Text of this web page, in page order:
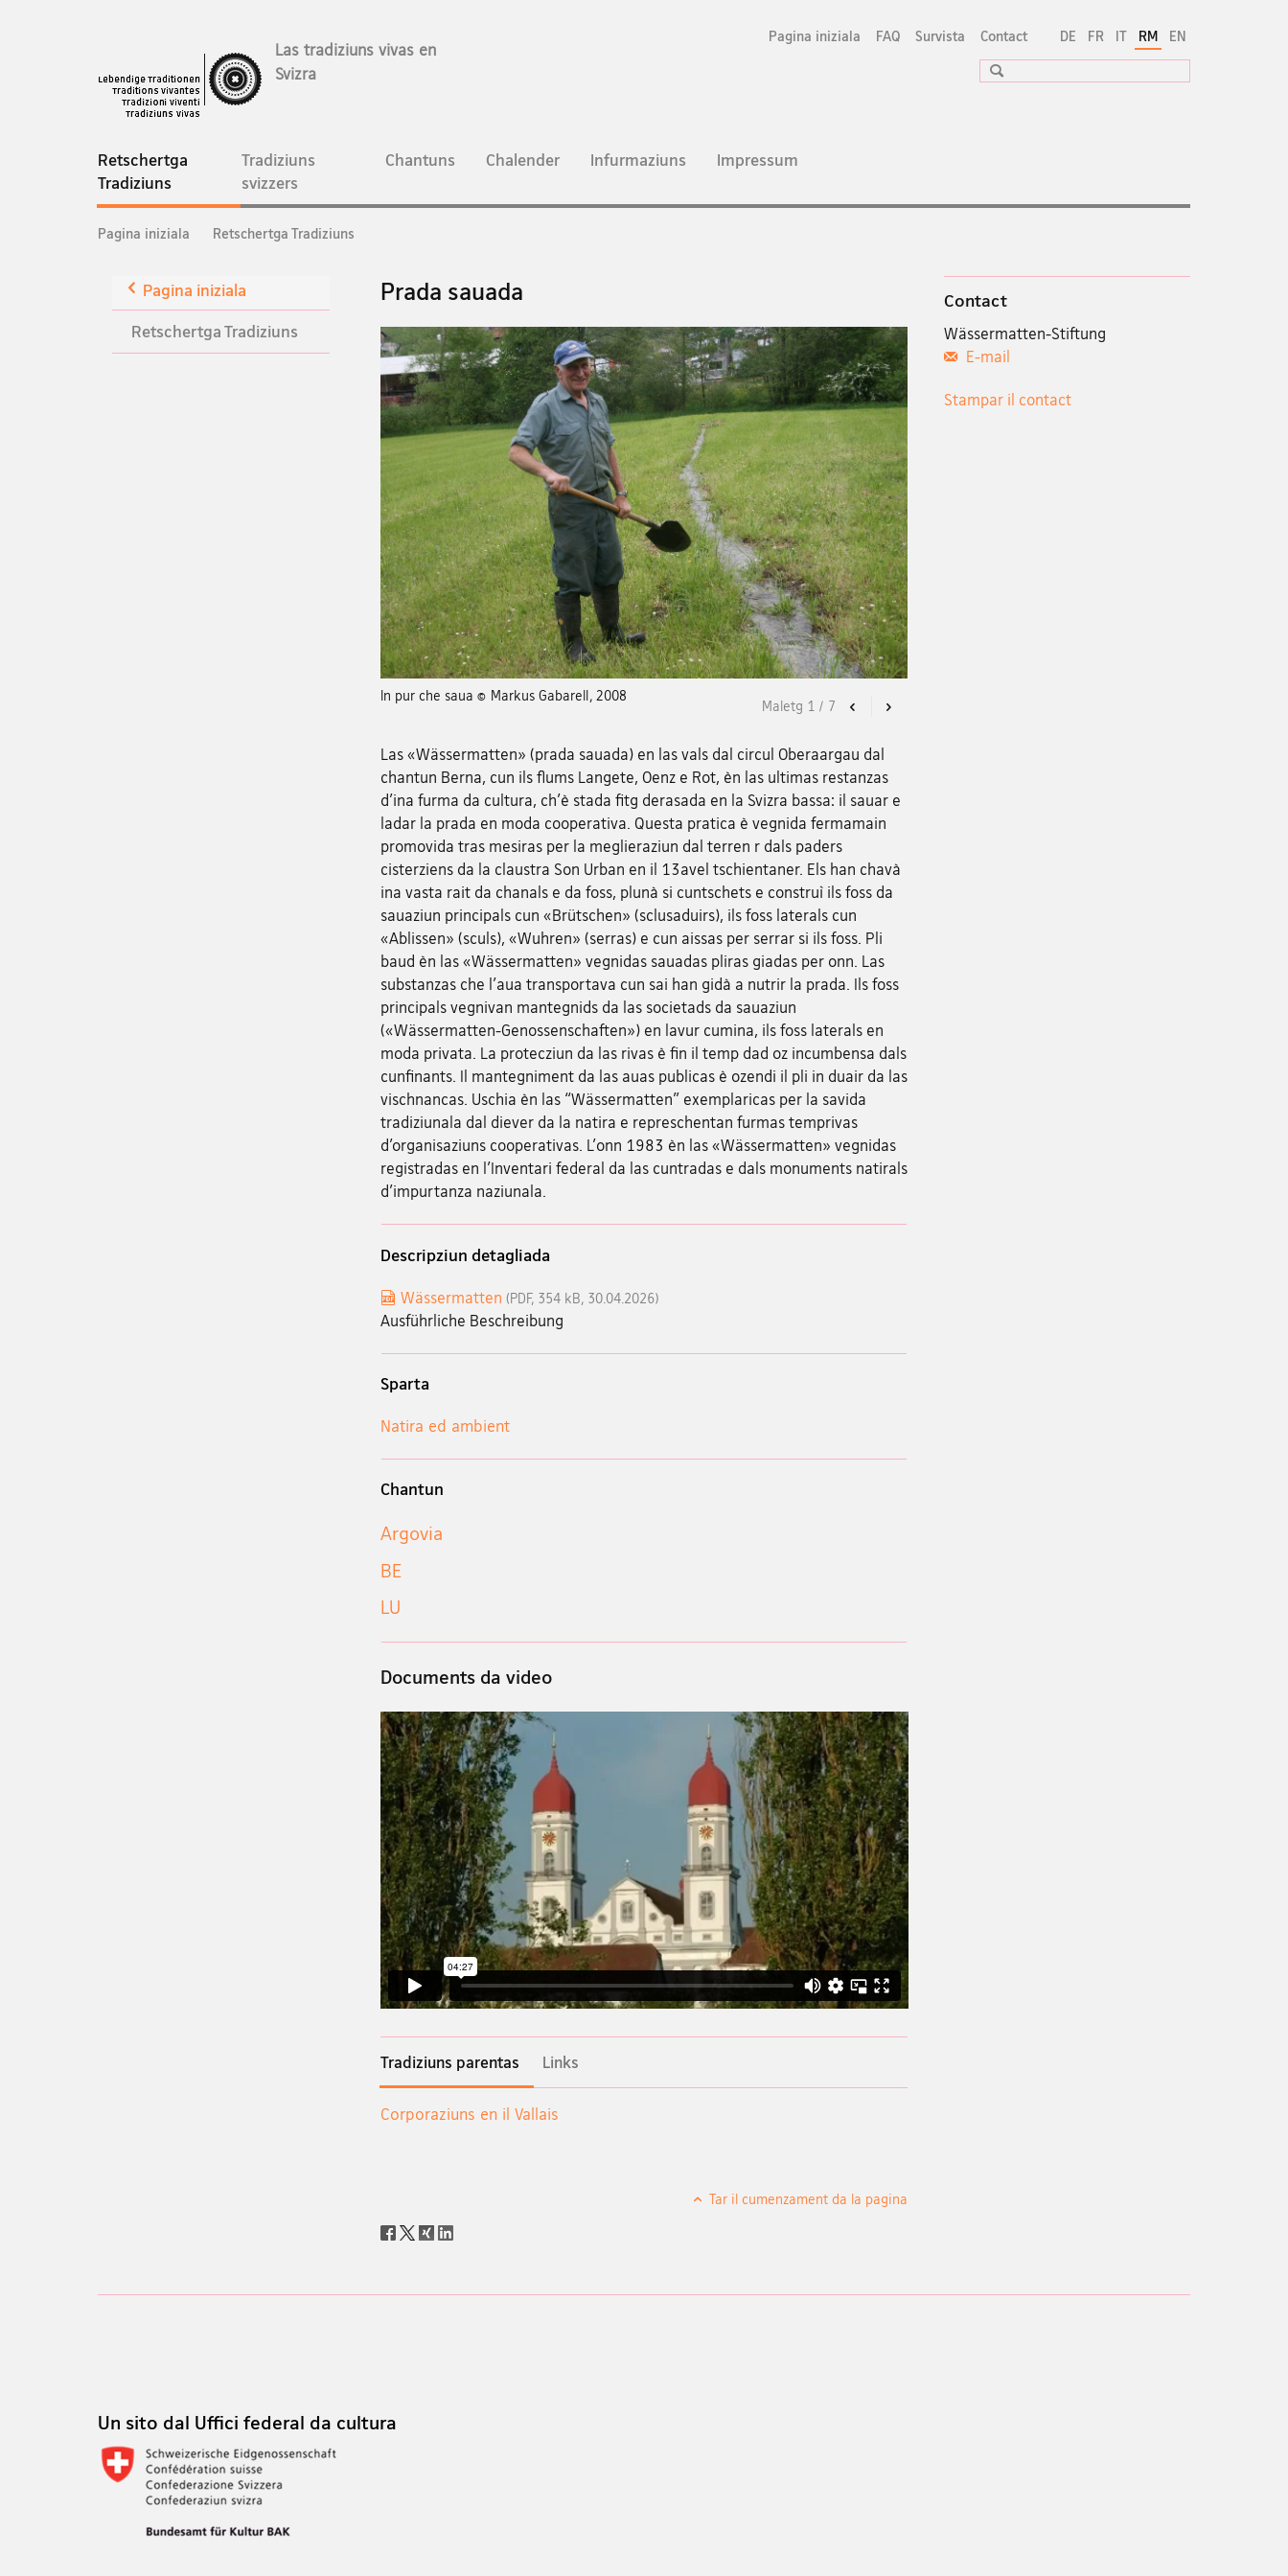
DE FR IT RM EN
Pagina iniziala FAQ Survista Contact
Las tradiziuns vivas en
Svizra
Suche
Hauptnavigation
Retschertga
Tradiziunscurrent
page
Tradiziuns
svizzers
Chantuns Chalender Infurmaziuns Impressum
Breadcrumb
Pagina iniziala Retschertga Tradiziuns
Zurück
Pagina iniziala
Retschertga Tradiziuns
Prada sauada
In pur che saua © Markus Gabarell, 2008
Previous
Maletg 1 / 7
Las «Wässermatten» (prada sauada) en las vals dal circul Oberaargau dal
chantun Berna, cun ils flums Langete, Oenz e Rot, èn las ultimas restanzas
d'ina furma da cultura, ch'è stada fitg derasada en la Svizra bassa: il sauar e
ladar la prada en moda cooperativa. Questa pratica è vegnida fermamain
promovida tras mesiras per la meglieraziun dal terren r dals paders
cisterziens da la claustra Son Urban en il 13avel tschientaner. Els han chavà
ina vasta rait da chanals e da foss, plunà si cuntschets e construì ils foss da
sauaziun principals cun «Brütschen» (sclusaduirs), ils foss laterals cun
«Ablissen» (sculs), «Wuhren» (serras) e cun aissas per serrar si ils foss. Pli
baud èn las «Wässermatten» vegnidas sauadas pliras giadas per onn. Las
substanzas che l'aua transportava cun sai han gidà a nutrir la prada. Ils foss
principals vegnivan mantegnids da las societads da sauaziun
(«Wässermatten-Genossenschaften») en lavur cumina, ils foss laterals en
moda privata. La protecziun da las rivas è fin il temp dad oz incumbensa dals
cunfinants. Il mantegniment da las auas publicas è ozendi il pli in duair da las
vischnancas. Uschia èn las “Wässermatten” exemplaricas per la savida
tradiziunala dal diever da la natira e represchentan furmas temprivas
d’organisaziuns cooperativas. L'onn 1983 èn las «Wässermatten» vegnidas
registradas en l'Inventari federal da las cuntradas e dals monuments natirals
d'impurtanza naziunala.
Descripziun detagliada
Wässermatten (PDF, 354 kB, 30.04.2026)
Ausführliche Beschreibung
Sparta
Natira ed ambient
Chantun
Argovia
BE
LU
Documents da video
Tradiziuns parentas Links
Corporaziuns en il Vallais
Tar il cumenzament da la pagina
Social
Contact
Wässermatten-Stiftung
E-mail
Stampar il contact
Un sito dal Uffici federal da cultura